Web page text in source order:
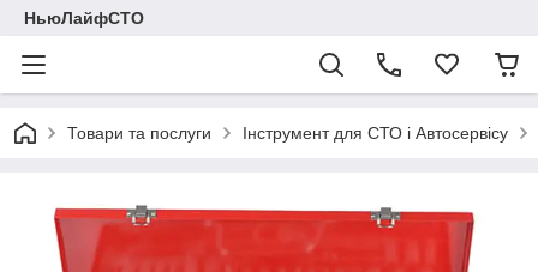
НьюЛайфСТО
Товари та послуги Інструмент для СТО і Автосервісу